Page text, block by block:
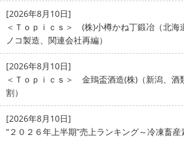
[2026年8月10日]
＜Ｔｏｐｉｃｓ＞ (株)小樽かね丁鍛冶（北海
ノコ製造、関連会社再編）
[2026年8月10日]
＜Ｔｏｐｉｃｓ＞ 金鵄盃酒造(株)（新潟、酒
割）
[2026年8月10日]
“２０２６年上半期”売上ランキング～冷凍畜産